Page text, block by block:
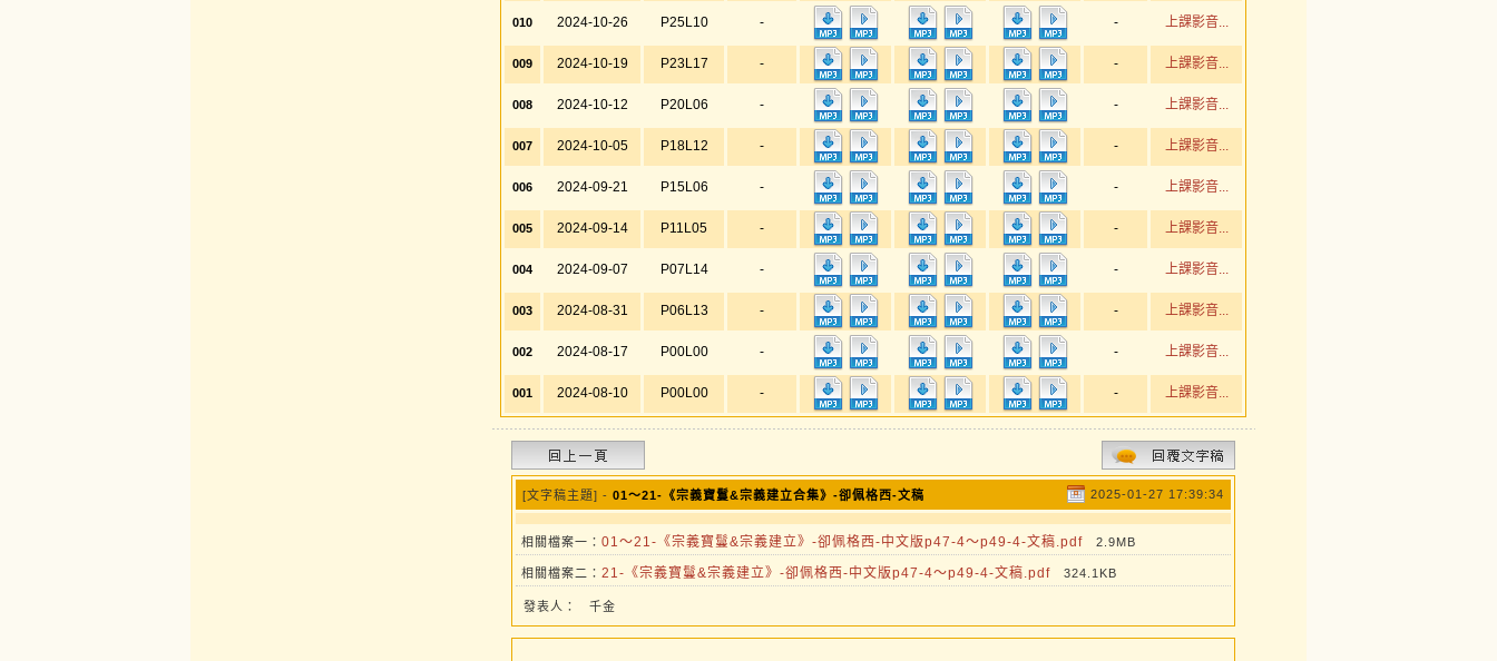
010 2024-10-26 P25L10 - - 上課影音...
009 2024-10-19 P23L17 - - 上課影音...
008 2024-10-12 P20L06 - - 上課影音...
007 2024-10-05 P18L12 - - 上課影音...
006 2024-09-21 P15L06 - - 上課影音...
005 2024-09-14 P11L05 - - 上課影音...
004 2024-09-07 P07L14 - - 上課影音...
003 2024-08-31 P06L13 - - 上課影音...
002 2024-08-17 P00L00 - - 上課影音...
001 2024-08-10 P00L00 - - 上課影音...
[文字稿主題] - 01～21-《宗義寶鬘&宗義建立合集》-卻佩格西-文稿 2025-01-27 17:39:34
相關檔案一： 01～21-《宗義寶鬘&宗義建立》-卻佩格西-中文版p47-4～p49-4-文稿.pdf 2.9MB
相關檔案二： 21-《宗義寶鬘&宗義建立》-卻佩格西-中文版p47-4～p49-4-文稿.pdf 324.1KB
發表人： 千金